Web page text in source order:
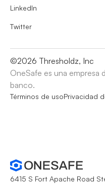
LinkedIn
Twitter
©2026 Thresholdz, Inc
OneSafe es una empresa
banco.
Términos de usoPrivacidad
6415 S Fort Apache Road